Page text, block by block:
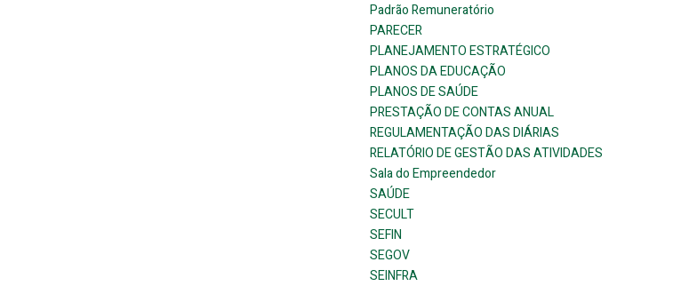
Padrão Remuneratório
PARECER
PLANEJAMENTO ESTRATÉGICO
PLANOS DA EDUCAÇÃO
PLANOS DE SAÚDE
PRESTAÇÃO DE CONTAS ANUAL
REGULAMENTAÇÃO DAS DIÁRIAS
RELATÓRIO DE GESTÃO DAS ATIVIDADES
Sala do Empreendedor
SAÚDE
SECULT
SEFIN
SEGOV
SEINFRA